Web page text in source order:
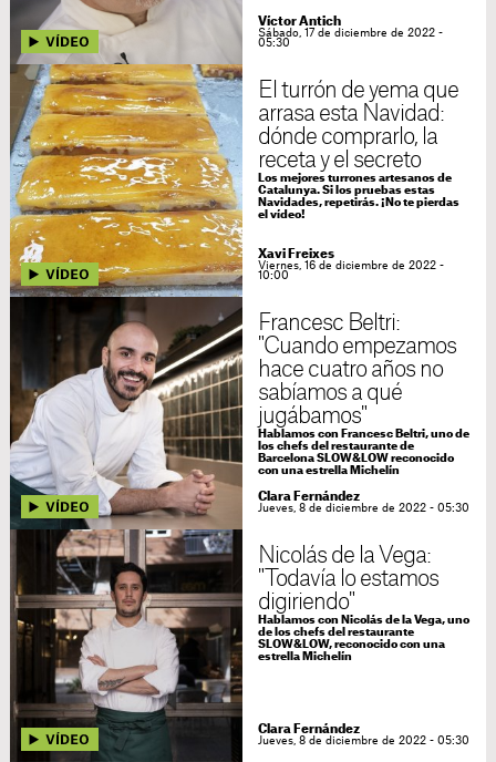
Víctor Antich
Sábado, 17 de diciembre de 2022 -
05:30
El turrón de yema que
arrasa esta Navidad:
dónde comprarlo, la
receta y el secreto
Los mejores turrones artesanos de
Catalunya. Si los pruebas estas
Navidades, repetirás. ¡No te pierdas
el vídeo!
Xavi Freixes
Viernes, 16 de diciembre de 2022 -
10:00
Francesc Beltri:
"Cuando empezamos
hace cuatro años no
sabíamos a qué
jugábamos"
Hablamos con Francesc Beltri, uno de
los chefs del restaurante de
Barcelona SLOW&LOW reconocido
con una estrella Michelín
Clara Fernández
Jueves, 8 de diciembre de 2022 - 05:30
Nicolás de la Vega:
"Todavía lo estamos
digiriendo"
Hablamos con Nicolás de la Vega, uno
de los chefs del restaurante
SLOW&LOW, reconocido con una
estrella Michelín
Clara Fernández
Jueves, 8 de diciembre de 2022 - 05:30